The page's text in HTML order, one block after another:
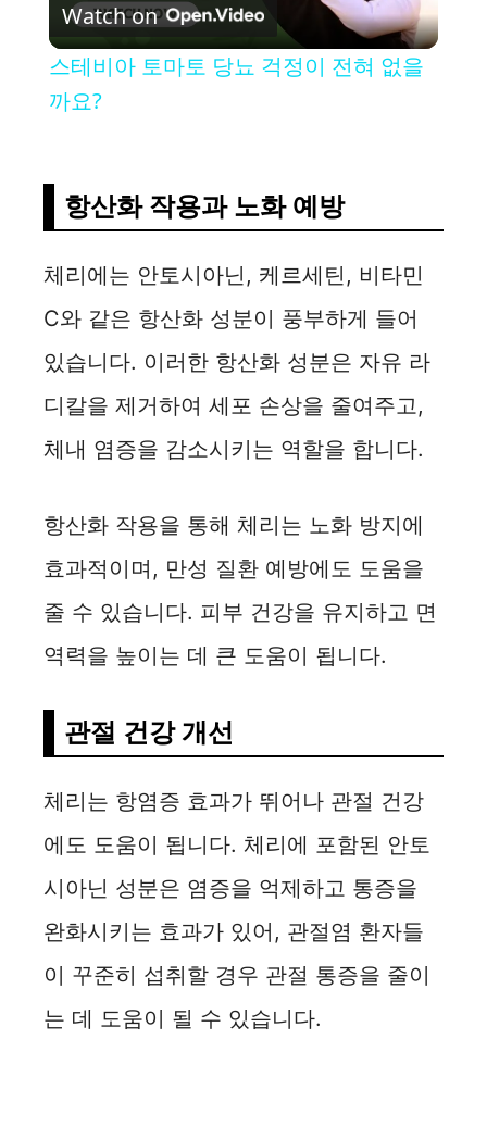
l
V
i
d
Watch on
스테비아 토마토 당뇨 걱정이 전혀 없을
까요?
항산화 작용과 노화 예방
체리에는 안토시아닌, 케르세틴, 비타민
C와 같은 항산화 성분이 풍부하게 들어
있습니다. 이러한 항산화 성분은 자유 라
디칼을 제거하여 세포 손상을 줄여주고,
체내 염증을 감소시키는 역할을 합니다.
항산화 작용을 통해 체리는 노화 방지에
효과적이며, 만성 질환 예방에도 도움을
줄 수 있습니다. 피부 건강을 유지하고 면
역력을 높이는 데 큰 도움이 됩니다.
관절 건강 개선
체리는 항염증 효과가 뛰어나 관절 건강
에도 도움이 됩니다. 체리에 포함된 안토
시아닌 성분은 염증을 억제하고 통증을
완화시키는 효과가 있어, 관절염 환자들
이 꾸준히 섭취할 경우 관절 통증을 줄이
는 데 도움이 될 수 있습니다.